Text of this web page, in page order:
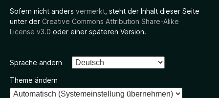
Sofern nicht anders vermerkt , steht der Inhalt dieser Seite
unter der Creative Commons Attribution Share-Alike
License v3.0 oder einer späteren Version.
Sprache ändern
Theme ändern